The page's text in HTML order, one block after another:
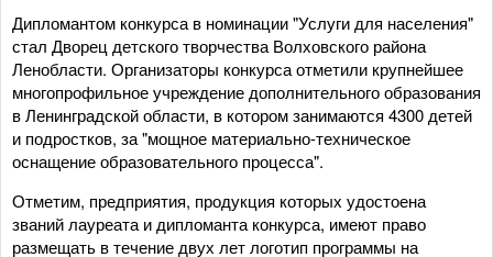
Дипломантом конкурса в номинации "Услуги для населения"
стал Дворец детского творчества Волховского района
Ленобласти. Организаторы конкурса отметили крупнейшее
многопрофильное учреждение дополнительного образования
в Ленинградской области, в котором занимаются 4300 детей
и подростков, за "мощное материально-техническое
оснащение образовательного процесса".
Отметим, предприятия, продукция которых удостоена
званий лауреата и дипломанта конкурса, имеют право
размещать в течение двух лет логотип программы на